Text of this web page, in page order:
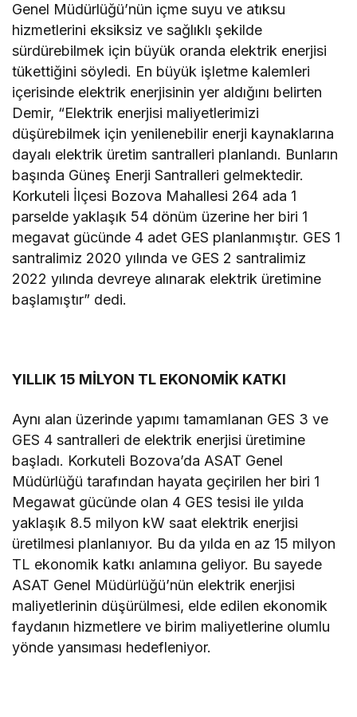
Genel Müdürlüğü’nün içme suyu ve atıksu
hizmetlerini eksiksiz ve sağlıklı şekilde
sürdürebilmek için büyük oranda elektrik enerjisi
tükettiğini söyledi. En büyük işletme kalemleri
içerisinde elektrik enerjisinin yer aldığını belirten
Demir, “Elektrik enerjisi maliyetlerimizi
düşürebilmek için yenilenebilir enerji kaynaklarına
dayalı elektrik üretim santralleri planlandı. Bunların
başında Güneş Enerji Santralleri gelmektedir.
Korkuteli İlçesi Bozova Mahallesi 264 ada 1
parselde yaklaşık 54 dönüm üzerine her biri 1
megavat gücünde 4 adet GES planlanmıştır. GES 1
santralimiz 2020 yılında ve GES 2 santralimiz
2022 yılında devreye alınarak elektrik üretimine
başlamıştır” dedi.
YILLIK 15 MİLYON TL EKONOMİK KATKI
Aynı alan üzerinde yapımı tamamlanan GES 3 ve
GES 4 santralleri de elektrik enerjisi üretimine
başladı. Korkuteli Bozova’da ASAT Genel
Müdürlüğü tarafından hayata geçirilen her biri 1
Megawat gücünde olan 4 GES tesisi ile yılda
yaklaşık 8.5 milyon kW saat elektrik enerjisi
üretilmesi planlanıyor. Bu da yılda en az 15 milyon
TL ekonomik katkı anlamına geliyor. Bu sayede
ASAT Genel Müdürlüğü’nün elektrik enerjisi
maliyetlerinin düşürülmesi, elde edilen ekonomik
faydanın hizmetlere ve birim maliyetlerine olumlu
yönde yansıması hedefleniyor.